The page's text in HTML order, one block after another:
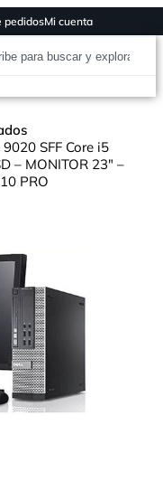
pedidosMi cuenta
SFF Core i5
– MONITOR 23″ –
PRO